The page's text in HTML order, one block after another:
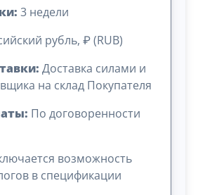
3 недели
рубль, ₽ (RUB)
Доставка силами и
на склад Покупателя
По договоренности
возможность
в спецификации